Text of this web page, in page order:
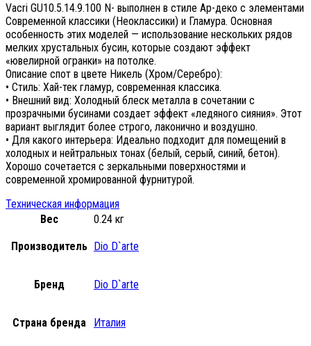
Vacri GU10.5.14.9.100 N- выполнен в стиле Ар-деко с элементами
Современной классики (Неоклассики) и Гламура. Основная
особенность этих моделей — использование нескольких рядов
мелких хрустальных бусин, которые создают эффект
«ювелирной огранки» на потолке.
Описание спот в цвете Никель (Хром/Серебро):
• Стиль: Хай-тек гламур, современная классика.
• Внешний вид: Холодный блеск металла в сочетании с
прозрачными бусинами создает эффект «ледяного сияния». Этот
вариант выглядит более строго, лаконично и воздушно.
• Для какого интерьера: Идеально подходит для помещений в
холодных и нейтральных тонах (белый, серый, синий, бетон).
Хорошо сочетается с зеркальными поверхностями и
современной хромированной фурнитурой.
Техническая информация
Вес
0.24 кг
Производитель Dio D`arte
Бренд Dio D`arte
Страна бренда Италия